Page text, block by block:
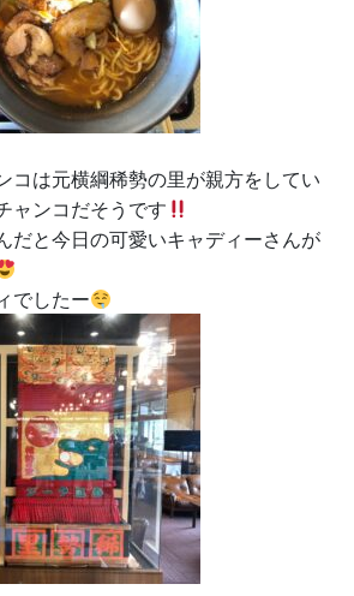
コは元横綱稀勢の里が親方をしてい
ャンコだそうです
だと今日の可愛いキャディーさんが
でしたー